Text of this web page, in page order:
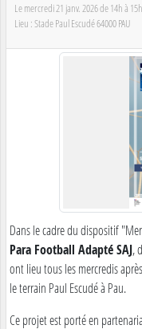
Lemercredi21 janv. 2026de 14h à
Lieu :Stade Paul Escudé64000PAU
Dans le cadre du dispositif
Para Football Adapté SAJ,
ont lieu tous les mercredis
le terrain Paul Escudé à Pau.
Ce projet est porté en